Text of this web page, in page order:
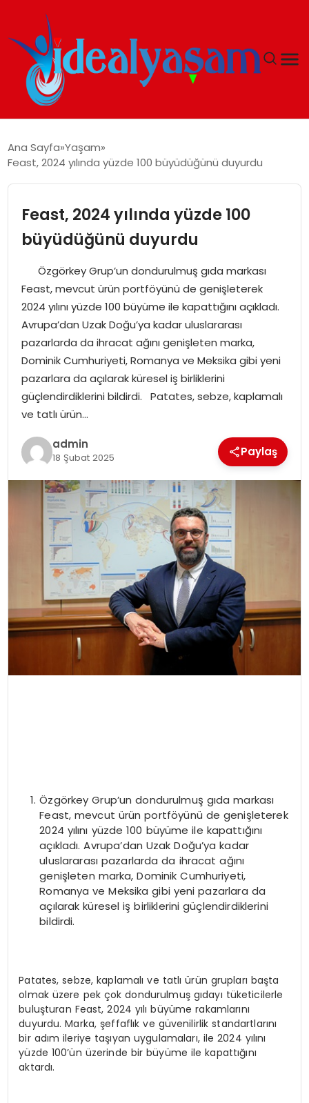
GÜNDEM
EKONOMI
İDEAL YAŞAM
İDEAL SPOR
YAŞAM
MAGAZIN
SAĞLIK
SOSYAL HABER
Ana Sayfa Yaşam
Feast, 2024 yılında yüzde 100 büyüdüğünü duyurdu
Feast, 2024 yılında yüzde 100
büyüdüğünü duyurdu
Özgörkey Grup’un dondurulmuş gıda markası
Feast, mevcut ürün portföyünü de genişleterek
2024 yılını yüzde 100 büyüme ile kapattığını açıkladı.
Avrupa’dan Uzak Doğu’ya kadar uluslararası
pazarlarda da ihracat ağını genişleten marka,
Dominik Cumhuriyeti, Romanya ve Meksika gibi yeni
pazarlara da açılarak küresel iş birliklerini
güçlendirdiklerini bildirdi. Patates, sebze, kaplamalı
ve tatlı ürün…
admin
18 Şubat 2025 Paylaş
Özgörkey Grup’un dondurulmuş gıda markası
Feast, mevcut ürün portföyünü de genişleterek
2024 yılını yüzde 100 büyüme ile kapattığını
açıkladı. Avrupa’dan Uzak Doğu’ya kadar
uluslararası pazarlarda da ihracat ağını
genişleten marka, Dominik Cumhuriyeti,
Romanya ve Meksika gibi yeni pazarlara da
açılarak küresel iş birliklerini güçlendirdiklerini
bildirdi.
Patates, sebze, kaplamalı ve tatlı ürün grupları başta
olmak üzere pek çok dondurulmuş gıdayı tüketicilerle
buluşturan Feast, 2024 yılı büyüme rakamlarını
duyurdu. Marka, şeffaflık ve güvenilirlik standartlarını
bir adım ileriye taşıyan uygulamaları, ile 2024 yılını
yüzde 100’ün üzerinde bir büyüme ile kapattığını
aktardı.